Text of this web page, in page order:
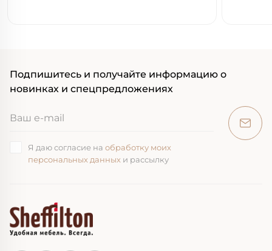
Подпишитесь и получайте информацию о
новинках и спецпредложениях
Я даю согласие на обработку моих
персональных данных и рассылку